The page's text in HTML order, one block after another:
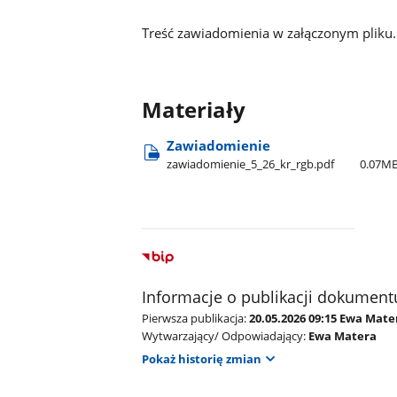
Treść zawiadomienia w załączonym pliku.
Materiały
Zawiadomienie
zawiadomienie​_5​_26​_kr​_rgb.pdf
Informacje o publikacji
Pierwsza publikacja:20.05.2026 09:15 Ewa
Wytwarzający/ Odpowiadający: Ewa Matera
Pokaż historię zmian